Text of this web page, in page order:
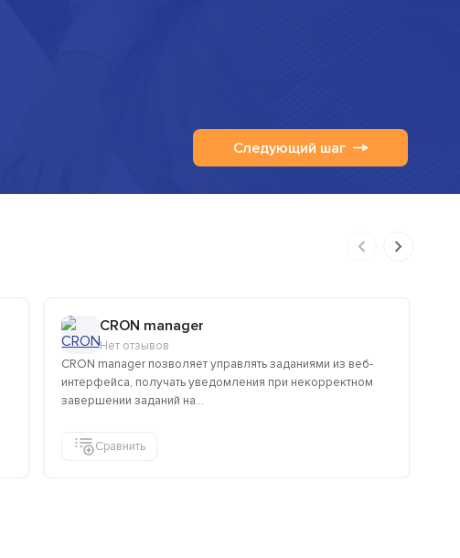
Следующий шаг
CRON manager
Нет отзывов
CRON manager позволяет управлять заданиями из веб-
интерфейса, получать уведомления при некорректном
завершении заданий на...
Сравнить